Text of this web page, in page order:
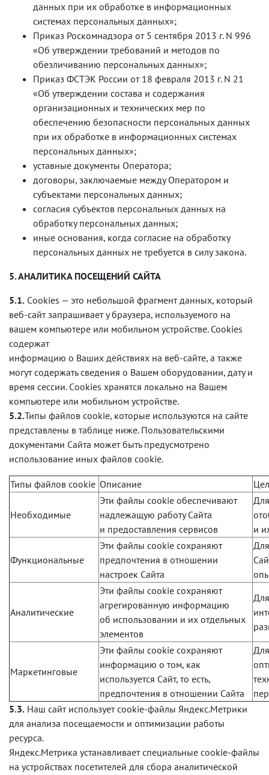
данных при их обработке в информационных
системах персональных данных»;
Приказ Роскомнадзора от 5 сентября 2013 г. N 996
«Об утверждении требований и методов по
обезличиванию персональных данных»;
Приказ ФСТЭК России от 18 февраля 2013 г. N 21
«Об утверждении состава и содержания
организационных и технических мер по
обеспечению безопасности персональных данных
при их обработке в информационных системах
персональных данных»;
уставные документы Оператора;
договоры, заключаемые между Оператором и
субъектами персональных данных;
согласия субъектов персональных данных на
обработку персональных данных;
иные основания, когда согласие на обработку
персональных данных не требуется в силу закона.
5. АНАЛИТИКА ПОСЕЩЕНИЙ САЙТА
5.1. Сookies — это небольшой фрагмент данных, который
веб-сайт запрашивает у браузера, используемого на
вашем компьютере или мобильном устройстве. Cookies
содержат
информацию о Ваших действиях на веб-сайте, а также
могут содержать сведения о Вашем оборудовании, дату и
время сессии. Сookies хранятся локально на Вашем
компьютере или мобильном устройстве.
5.2.Типы файлов cookie, которые используются на сайте
представлены в таблице ниже. Пользовательскими
документами Сайта может быть предусмотрено
использование иных файлов cookie.
Типы файлов cookie Описание
Необходимые
Эти файлы cookie обеспечивают
надлежащую работу Сайта
и предоставления сервисов
и
Функциональные
Эти файлы cookie сохраняют
предпочтения в отношении
настроек Сайта
Аналитические
Эти файлы cookie сохраняют
агрегированную информацию
об использовании и их отдельных
элементов
Маркетинговые
Эти файлы cookie сохраняют
информацию о том, как
используется Сайт, то есть,
предпочтения в отношении Сайта
5.3. Наш сайт использует cookie-файлы Яндекс.Метрики
для анализа посещаемости и оптимизации работы
ресурса.
Яндекс.Метрика устанавливает специальные cookie-файлы
на устройствах посетителей для сбора аналитической